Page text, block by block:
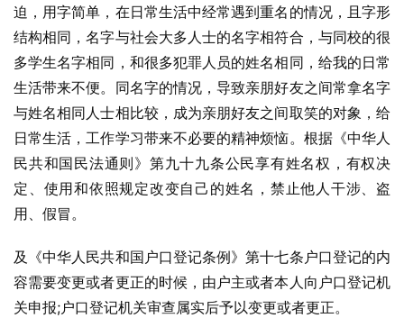
迫，用字简单，在日常生活中经常遇到重名的情况，且字形
结构相同，名字与社会大多人士的名字相符合，与同校的很
多学生名字相同，和很多犯罪人员的姓名相同，给我的日常
生活带来不便。同名字的情况，导致亲朋好友之间常拿名字
与姓名相同人士相比较，成为亲朋好友之间取笑的对象，给
日常生活，工作学习带来不必要的精神烦恼。根据《中华人
民共和国民法通则》第九十九条公民享有姓名权，有权决
定、使用和依照规定改变自己的姓名，禁止他人干涉、盗
用、假冒。
及《中华人民共和国户口登记条例》第十七条户口登记的内
容需要变更或者更正的时候，由户主或者本人向户口登记机
关申报;户口登记机关审查属实后予以变更或者更正。